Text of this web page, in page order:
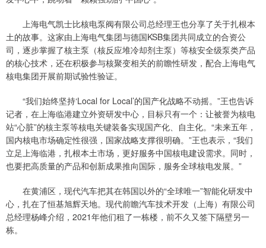
上海电气凯士比核电泵阀有限公司总经理王也分享了关于扎根本
土的故事。这家由上海电气集团与德国KSB集团共同成立的合资公
司，逐步掌握了核主泵（核反应堆冷却剂主泵）等核安全级泵类产品
的核心技术，还在积极参与核聚变相关的前瞻性研发，配合上海电气
核电集团开展前期试验性验证。
“我们始终坚持‘Local for Local’的国产化战略不动摇。”王也告诉
记者，在上海临港建立外资研发中心，目标只有一个：让被誉为核电
站“心脏”的核主泵等核电关键装备实现国产化、自主化。“未来五年，
国内核电市场确定性很强，国家战略支撑很明确。”王也表示，“我们
立足上海临港，扎根本土市场，更好服务中国核电建设需求。同时，
也要把高质量的产品和创新成果推向国际，服务全球核电发展。”
在黄浦区，现代汽车把其在韩国以外的“全球唯一”智能化研发中
心，扎在了恒基旭辉天地。现代前瞻汽车技术开发（上海）有限公司
总经理杨峰介绍，2021年他们租了一栋楼，前不久又签下隔壁另一
栋。